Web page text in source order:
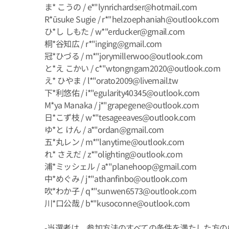
ま* こうの / e*"lynrichardser@hotmail.com
R*ūsuke Sugie / r*"helzoephaniah@outlook.com
ひ*し しもた / w*"erducker@gmail.com
桐*谷知広 / r*"inging@gmail.com
冠*ひづる / m*"jorymillerwoo@outlook.com
と*え こかい / c*"wtongngam2020@outlook.com
え* ひやま / l*"orato2009@livemail.tw
下*利悠佑 / i*"egularity40345@outlook.com
M*ya Manaka / j*"grapegene@outlook.com
日*こず枝 / w*"tesageeaves@outlook.com
ゆ*と けん / a*"ordan@gmail.com
五*丸レン / m*"lanytime@outlook.com
れ* さえだ / z*"olighting@outlook.com
浦*ミッシェル / a*"planehoop@gmail.com
中*めぐみ / j*"athanfinbo@outlook.com
吹*わか子 / q*"sunwen6573@outlook.com
川*口公哉 / b*"kusoconne@outlook.com